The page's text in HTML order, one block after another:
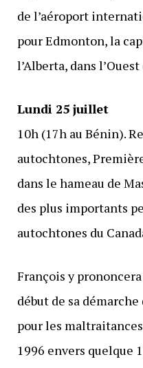
de l’aéroport
pour Edmonton, la
l’Alberta, dans l’Ouest
Lundi 25 juillet
10h (17h au Bénin).
autochtones,
dans le hameau de
des plus importants
autochtones du
François y
début de sa
pour les
1996 envers quelque